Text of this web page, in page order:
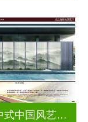
超大新中式中国风艺术水墨画玻璃